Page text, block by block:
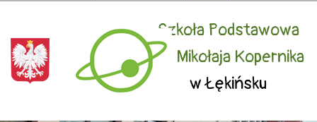
Szkoła Podstawowa
im. Mikołaja Kopernika
w Łękińsku